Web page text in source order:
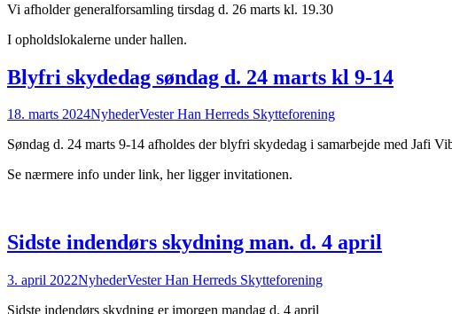
Vi afholder generalforsamling tirsdag d. 26 marts kl. 19.30
I opholdslokalerne under hallen.
Blyfri skydedag søndag d. 24 marts kl 9-14
18. marts 2024NyhederVester Han Herreds Skytteforening
Søndag d. 24 marts 9-14 afholdes der blyfri skydedag i samarbejde med Jafi
Se nærmere info under link, her ligger invitationen.
Sidste indendørs skydning man. d. 4 april
3. april 2022NyhederVester Han Herreds Skytteforening
Sidste indendørs skydning er imorgen mandag d. 4